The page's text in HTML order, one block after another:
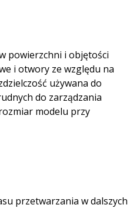
powierzchni i objętości
i otwory ze względu na
używana do
do zarządzania
modelu przy
przetwarzania w dalszych